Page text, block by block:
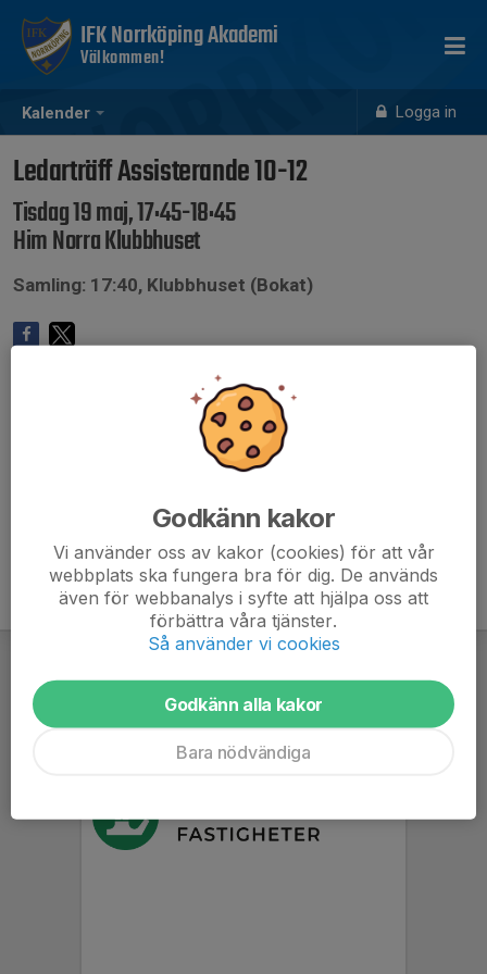
Kalender Logga in
IFK Norrköping Akademi
Välkommen!
Ledarträff Assisterande 10-12
Tisdag 19 maj, 17:45-18:45
Him Norra Klubbhuset
Samling: 17:40, Klubbhuset (Bokat)
Godkänn kakor
Vi använder oss av kakor (cookies) för att vår
webbplats ska fungera bra för dig. De används
även för webbanalys i syfte att hjälpa oss att
förbättra våra tjänster.
Så använder vi cookies
Godkänn alla kakor
Bara nödvändiga